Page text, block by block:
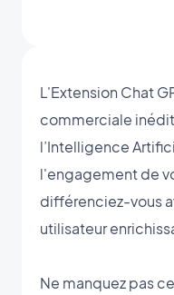
L'Extension Chat
commerciale
l’Intelligence
l'engagement de
différenciez-vous
utilisateur
Ne manquez pas